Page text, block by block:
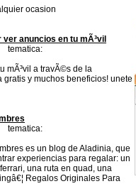
ocasion
anuncios en tu mÃ³vil
tematica:
mÃ³vil a travÃ©s de la
gratis y muchos beneficios! unete
tematica:
es un blog de Aladinia, que
experiencias para regalar: un
una ruta en quad, una
Regalos Originales Para